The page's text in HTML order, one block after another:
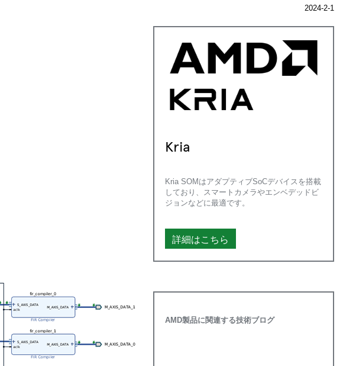
2024-2-1
Kria
Kria SOMはアダプティブSoCデバイスを搭載
しており、スマートカメラやエンベデッドビ
ジョンなどに最適です。
詳細はこちら
AMD製品に関連する技術ブログ